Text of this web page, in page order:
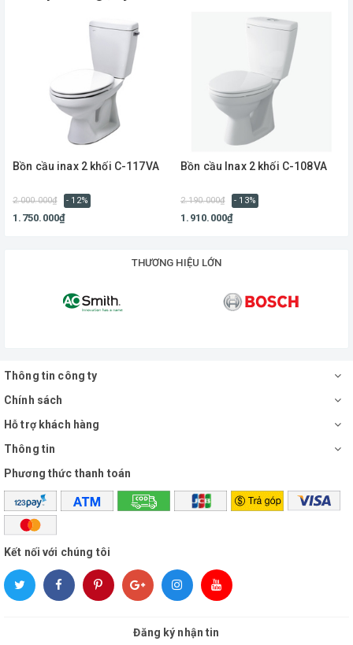
Công nghệ xả ECO - X với hai cửa xả trên phần vành bàn cầu tạo
Bồn cầu inax 2 khối C-117VA
2.000.000₫ - 12%
1.750.000₫
Bồn cầu Inax 2 khối C-108VA
2.190.000₫ - 13%
1.910.000₫
THƯƠNG HIỆU LỚN
Thông tin công ty
Chính sách
Hỗ trợ khách hàng
Thông tin
Phương thức thanh toán
Kết nối với chúng tôi
Đăng ký nhận tin